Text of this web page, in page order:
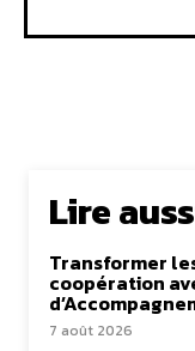
Lire
Transformer
coopération
7 août 2026